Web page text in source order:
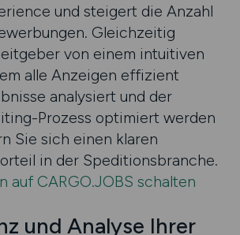
und steigert die Anzahl
Gleichzeitig
von einem intuitiven
alle Anzeigen effizient
analysiert und der
Prozess optimiert werden
Sie sich einen klaren
in der Speditionsbranche.
auf CARGO.JOBS schalten
und Analyse Ihrer